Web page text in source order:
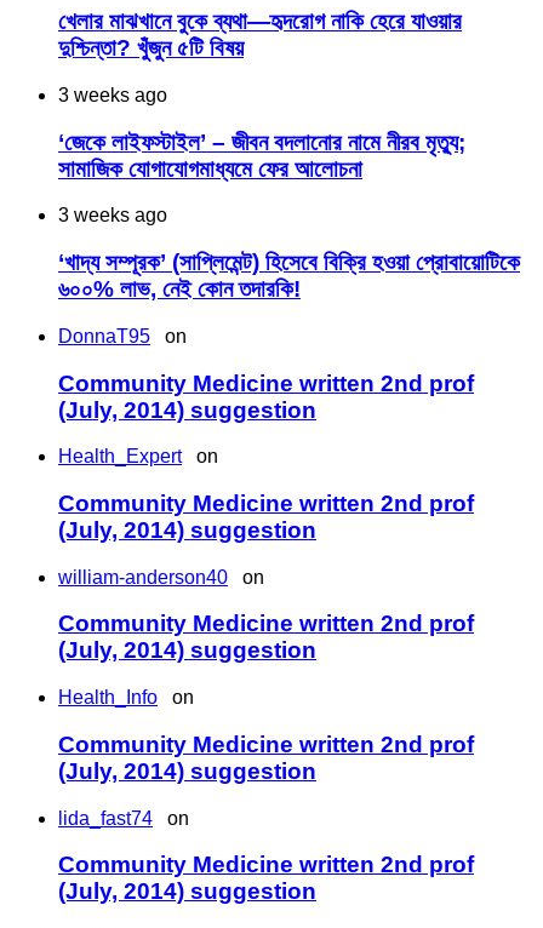
খেলার মাঝখানে বুকে ব্যথা—হৃদরোগ নাকি হেরে যাওয়ার
দুশ্চিন্তা? খুঁজুন ৫টি বিষয়
3 weeks ago
‘জেকে লাইফস্টাইল’ – জীবন বদলানোর নামে নীরব মৃত্যু;
সামাজিক যোগাযোগমাধ্যমে ফের আলোচনা
3 weeks ago
‘খাদ্য সম্পূরক’ (সাপ্লিমেন্ট) হিসেবে বিক্রি হওয়া প্রোবায়োটিকে
৬০০% লাভ, নেই কোন তদারকি!
DonnaT95 on
Community Medicine written 2nd prof
(July, 2014) suggestion
Health_Experton
Community Medicine written 2nd prof
(July, 2014) suggestion
william-anderson40 on
Community Medicine written 2nd prof
(July, 2014) suggestion
Health_Info on
Community Medicine written 2nd prof
(July, 2014) suggestion
lida_fast74 on
Community Medicine written 2nd prof
(July, 2014) suggestion